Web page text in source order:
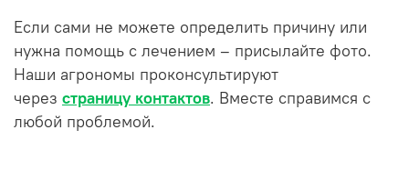
Если сами не можете определить причину или
нужна помощь с лечением – присылайте фото.
Наши агрономы проконсультируют
через страницу контактов. Вместе справимся с
любой проблемой.